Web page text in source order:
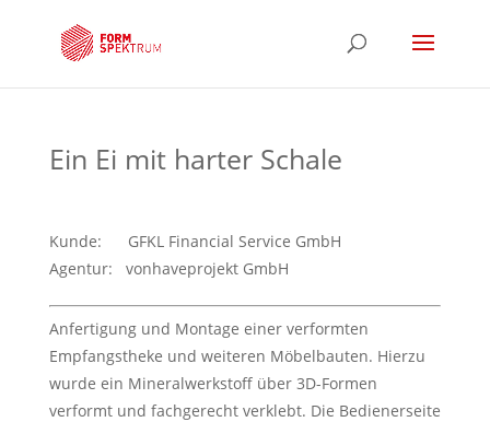
Ein Ei mit harter Schale
Kunde: GFKL Financial Service GmbH
Agentur: vonhaveprojekt GmbH
Anfertigung und Montage einer verformten
Empfangstheke und weiteren Möbelbauten. Hierzu
wurde ein Mineralwerkstoff über 3D-Formen
verformt und fachgerecht verklebt. Die Bedienerseite